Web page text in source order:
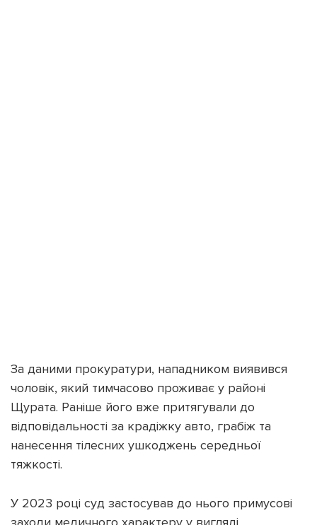
За даними прокуратури, нападником виявився
чоловік, який тимчасово проживає у районі
Щурата. Раніше його вже притягували до
відповідальності за крадіжку авто, грабіж та
нанесення тілесних ушкоджень середньої
тяжкості.
У 2023 році суд застосував до нього примусові